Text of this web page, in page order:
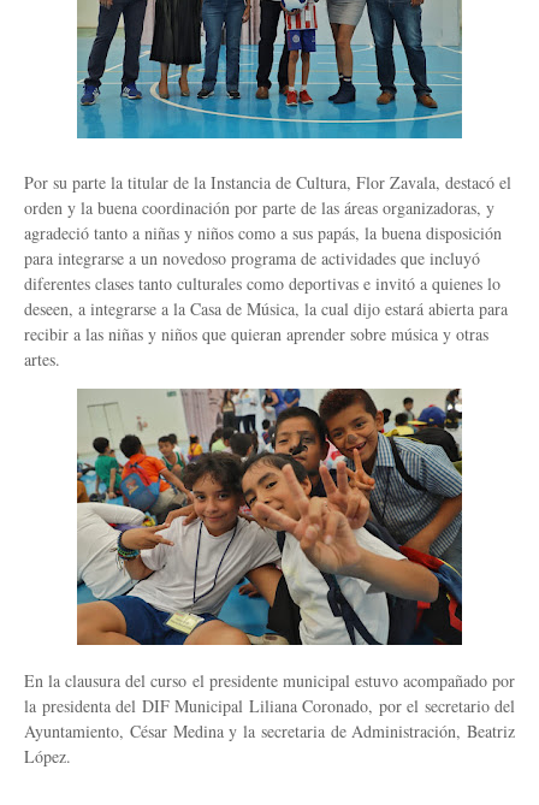
Por su parte la titular de la Instancia de Cultura, Flor Zavala, destacó el
orden y la buena coordinación por parte de las áreas organizadoras, y
agradeció tanto a niñas y niños como a sus papás, la buena disposición
para integrarse a un novedoso programa de actividades que incluyó
diferentes clases tanto culturales como deportivas e invitó a quienes lo
deseen, a integrarse a la Casa de Música, la cual dijo estará abierta para
recibir a las niñas y niños que quieran aprender sobre música y otras
artes.
En la clausura del curso el presidente municipal estuvo acompañado por
la presidenta del DIF Municipal Liliana Coronado, por el secretario del
Ayuntamiento, César Medina y la secretaria de Administración, Beatriz
López.